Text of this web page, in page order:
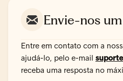
Envie-nos
Entre em contato com a
ajudá-lo, pelo e-mail
receba uma resposta no